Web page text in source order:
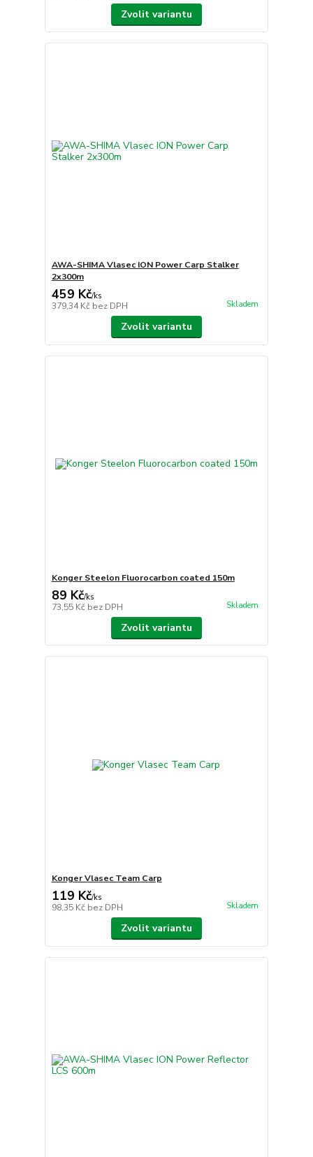
Zvolit variantu
AWA-SHIMA Vlasec ION Power Carp Stalker
2x300m
459 Kč/ks
379,34 Kč bez DPH Skladem
Zvolit variantu
Konger Steelon Fluorocarbon coated 150m
89 Kč/ks
73,55 Kč bez DPH Skladem
Zvolit variantu
Konger Vlasec Team Carp
119 Kč/ks
98,35 Kč bez DPH Skladem
Zvolit variantu